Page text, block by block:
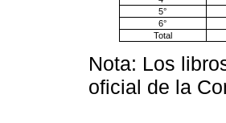
5°
6°
Total
Nota: Los
oficial de la